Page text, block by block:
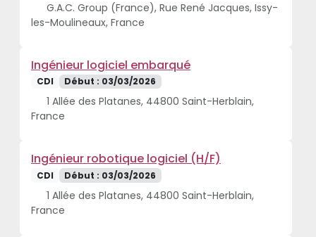
G.A.C. Group (France), Rue René Jacques, Issy-
les-Moulineaux, France
Ingénieur logiciel embarqué
CDI Début : 03/03/2026
1 Allée des Platanes, 44800 Saint-Herblain,
France
Ingénieur robotique logiciel (H/F)
CDI Début : 03/03/2026
1 Allée des Platanes, 44800 Saint-Herblain,
France